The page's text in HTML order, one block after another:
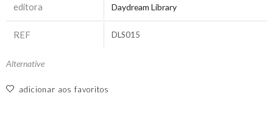
editora Daydream Library
REF DLS015
Alternative
adicionar aos favoritos